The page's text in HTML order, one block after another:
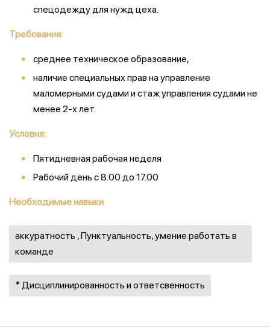
спецодежду для нужд цеха.
Требования:
среднее техническое образование,
наличие специальных прав на управление
маломерными судами и стаж управления судами не
менее 2-х лет.
Условия:
Пятидневная рабочая неделя
Рабочий день с 8.00 до 17.00
Необходимые навыки
аккуратность , Пунктуальность, умение работать в
команде
* Дисциплинированность и ответсвенность